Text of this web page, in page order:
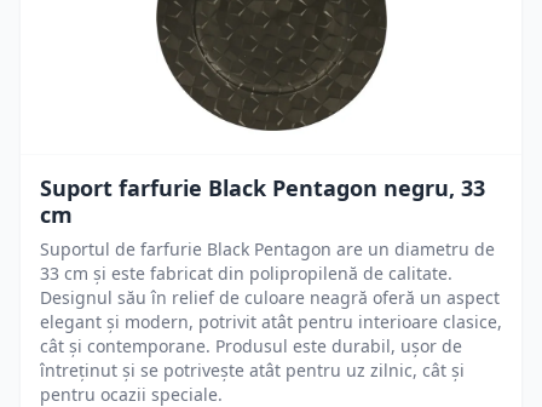
Suport farfurie Black Pentagon negru, 33
cm
Suportul de farfurie Black Pentagon are un diametru de
33 cm și este fabricat din polipropilenă de calitate.
Designul său în relief de culoare neagră oferă un aspect
elegant și modern, potrivit atât pentru interioare clasice,
cât și contemporane. Produsul este durabil, ușor de
întreținut și se potrivește atât pentru uz zilnic, cât și
pentru ocazii speciale.